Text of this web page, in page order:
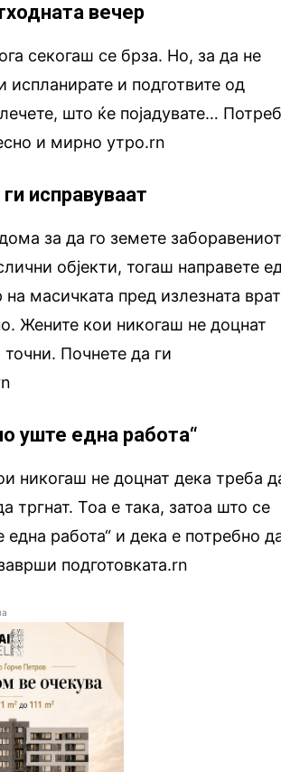
вечер
секогаш се брза. Но, за да не
и подготвите од
што ќе појадувате…
и мирно утро.rn
исправуваат
за да го земете
објекти, тогаш направете
масичката пред излезната
Жените кои никогаш не доцнат
Почнете да ги
уште една работа“
никогаш не доцнат дека треба
тргнат. Тоа е така, затоа што се
работа“ и дека е потребно
подготовката.rn